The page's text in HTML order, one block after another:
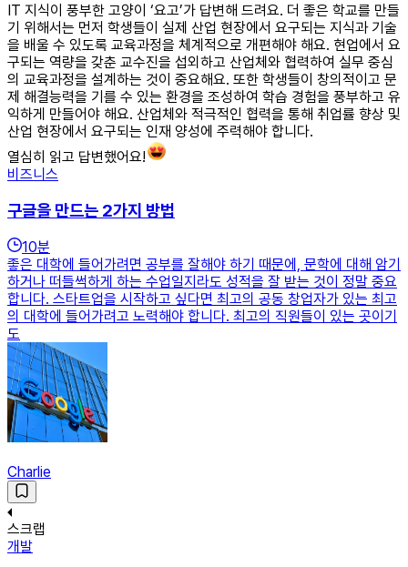
IT 지식이 풍부한 고양이 ‘요고’가 답변해 드려요. 더 좋은 학교를 만들
기 위해서는 먼저 학생들이 실제 산업 현장에서 요구되는 지식과 기술
을 배울 수 있도록 교육과정을 체계적으로 개편해야 해요. 현업에서 요
구되는 역량을 갖춘 교수진을 섭외하고 산업체와 협력하여 실무 중심
의 교육과정을 설계하는 것이 중요해요. 또한 학생들이 창의적이고 문
제 해결능력을 기를 수 있는 환경을 조성하여 학습 경험을 풍부하고 유
익하게 만들어야 해요. 산업체와 적극적인 협력을 통해 취업률 향상 및
산업 현장에서 요구되는 인재 양성에 주력해야 합니다.
열심히 읽고 답변했어요!
비즈니스
구글을 만드는 2가지 방법
10분
좋은 대학에 들어가려면 공부를 잘해야 하기 때문에, 문학에 대해 암기
하거나 떠들썩하게 하는 수업일지라도 성적을 잘 받는 것이 정말 중요
합니다. 스타트업을 시작하고 싶다면 최고의 공동 창업자가 있는 최고
의 대학에 들어가려고 노력해야 합니다. 최고의 직원들이 있는 곳이기
도
Charlie
스크랩
개발